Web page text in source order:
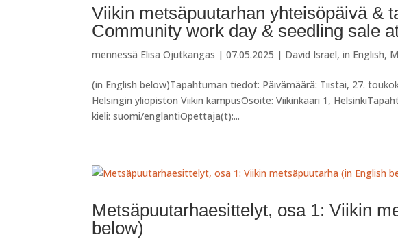
Viikin metsäpuutarhan yhteisöpäivä &
Community work day & seedling sale
mennessä Elisa Ojutkangas |07.05.2025 | David Israel,in English,
(in English below)Tapahtuman tiedot: Päivämäärä: Tiistai, 27.
Helsingin yliopiston Viikin kampusOsoite: Viikinkaari 1,
kieli: suomi/englantiOpettaja(t):...
Metsäpuutarhaesittelyt, osa 1: Viikin
below)